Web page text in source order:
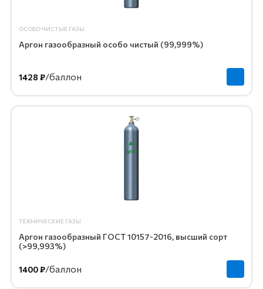
ОСОБО ЧИСТЫЕ ГАЗЫ
Аргон газообразный особо чистый (99,999%)
1428 ₽/баллон
ТЕХНИЧЕСКИЕ ГАЗЫ
Аргон газообразный ГОСТ 10157-2016, высший сорт
(>99,993%)
1400 ₽/баллон